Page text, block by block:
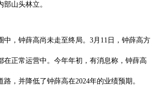
山头林立。
中，钟薛高尚未走至终局。3月11日，钟薛高方
在正常运营中。今年年初，有消息称，钟薛高
，并降低了钟薛高在2024年的业绩预期。